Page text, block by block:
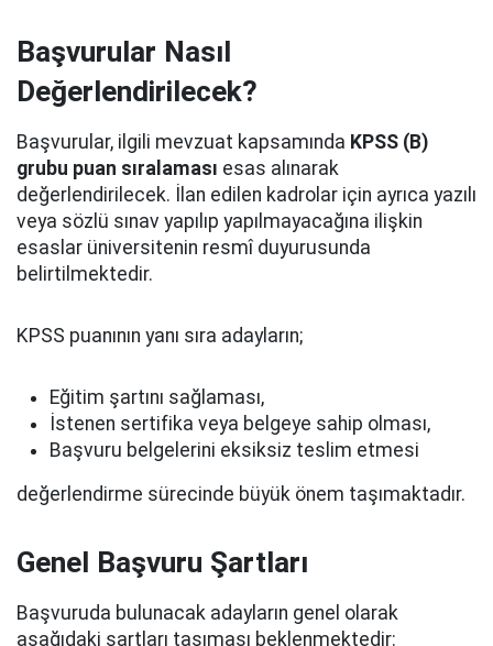
Başvurular Nasıl
Değerlendirilecek?
Başvurular, ilgili mevzuat kapsamında KPSS (B)
grubu puan sıralaması esas alınarak
değerlendirilecek. İlan edilen kadrolar için ayrıca yazılı
veya sözlü sınav yapılıp yapılmayacağına ilişkin
esaslar üniversitenin resmî duyurusunda
belirtilmektedir.
KPSS puanının yanı sıra adayların;
Eğitim şartını sağlaması,
İstenen sertifika veya belgeye sahip olması,
Başvuru belgelerini eksiksiz teslim etmesi
değerlendirme sürecinde büyük önem taşımaktadır.
Genel Başvuru Şartları
Başvuruda bulunacak adayların genel olarak
aşağıdaki şartları taşıması beklenmektedir: